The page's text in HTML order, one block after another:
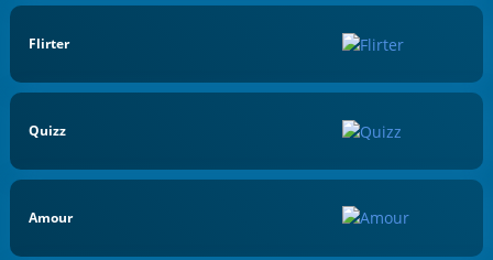
Flirter
Quizz
Amour